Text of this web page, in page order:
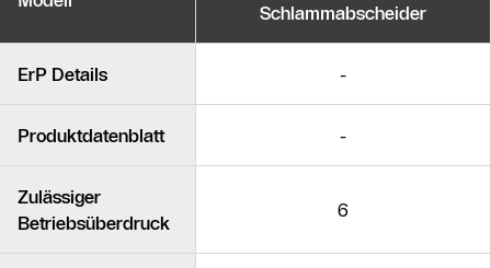
Schlammabscheider
ErP Details -
Produktdatenblatt -
Zulässiger
Betriebsüberdruck
6